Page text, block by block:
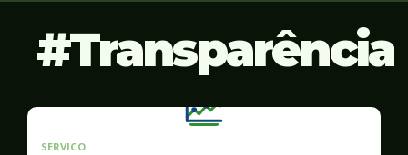
Transparência
SERVICO